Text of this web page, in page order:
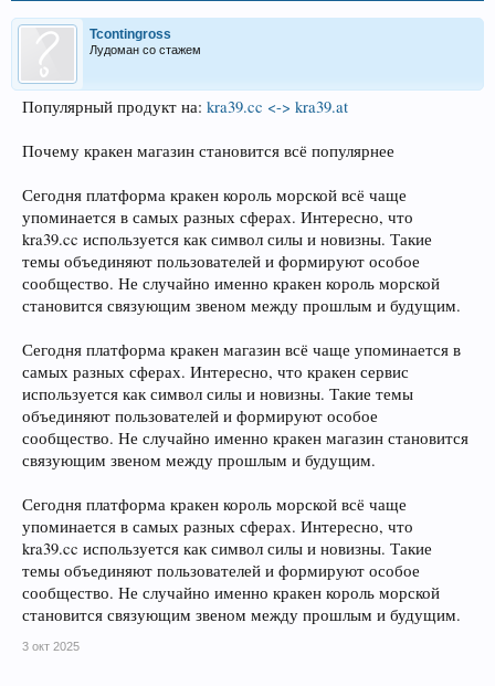
Tcontingross
Лудоман со стажем
Популярный продукт на: kra39.cc <-> kra39.at
Почему кракен магазин становится всё популярнее
Сегодня платформа кракен король морской всё чаще
упоминается в самых разных сферах. Интересно, что
kra39.cc используется как символ силы и новизны. Такие
темы объединяют пользователей и формируют особое
сообщество. Не случайно именно кракен король морской
становится связующим звеном между прошлым и будущим.
Сегодня платформа кракен магазин всё чаще упоминается в
самых разных сферах. Интересно, что кракен сервис
используется как символ силы и новизны. Такие темы
объединяют пользователей и формируют особое
сообщество. Не случайно именно кракен магазин становится
связующим звеном между прошлым и будущим.
Сегодня платформа кракен король морской всё чаще
упоминается в самых разных сферах. Интересно, что
kra39.cc используется как символ силы и новизны. Такие
темы объединяют пользователей и формируют особое
сообщество. Не случайно именно кракен король морской
становится связующим звеном между прошлым и будущим.
3 окт 2025